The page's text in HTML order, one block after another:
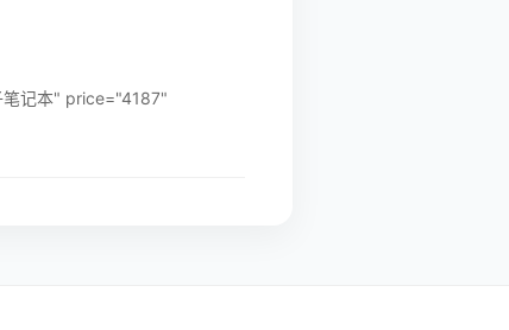
笔记本" price="4187"